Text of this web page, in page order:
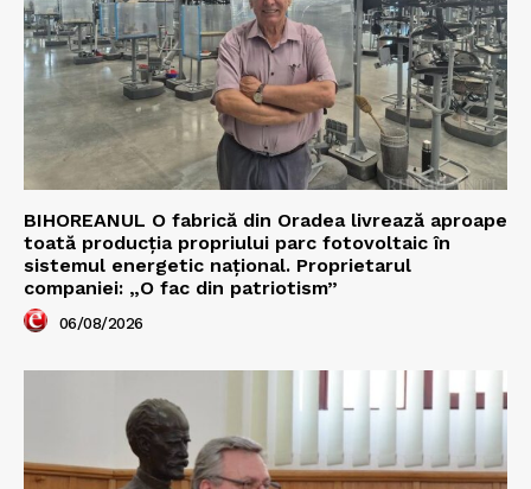
BIHOREANUL O fabrică din Oradea livrează aproape
toată producția propriului parc fotovoltaic în
sistemul energetic național. Proprietarul
companiei: „O fac din patriotism”
06/08/2026